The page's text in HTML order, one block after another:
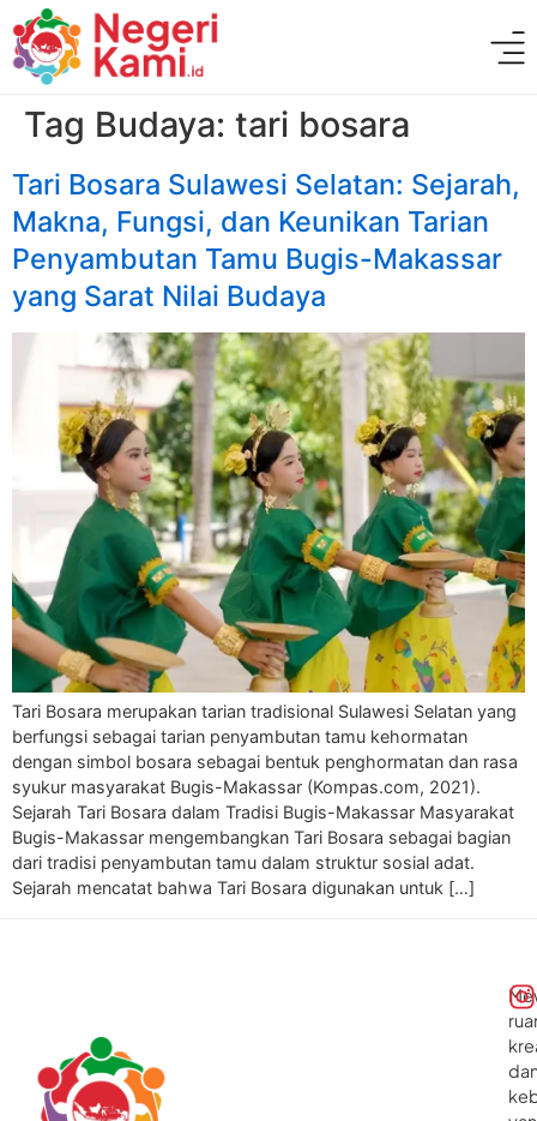
Tag Budaya: tari bosara
Tari Bosara Sulawesi Selatan: Sejarah,
Makna, Fungsi, dan Keunikan Tarian
Penyambutan Tamu Bugis-Makassar
yang Sarat Nilai Budaya
Tari Bosara merupakan tarian tradisional Sulawesi Selatan yang
berfungsi sebagai tarian penyambutan tamu kehormatan
dengan simbol bosara sebagai bentuk penghormatan dan rasa
syukur masyarakat Bugis-Makassar (Kompas.com, 2021).
Sejarah Tari Bosara dalam Tradisi Bugis-Makassar Masyarakat
Bugis-Makassar mengembangkan Tari Bosara sebagai bagian
dari tradisi penyambutan tamu dalam struktur sosial adat.
Sejarah mencatat bahwa Tari Bosara digunakan untuk […]